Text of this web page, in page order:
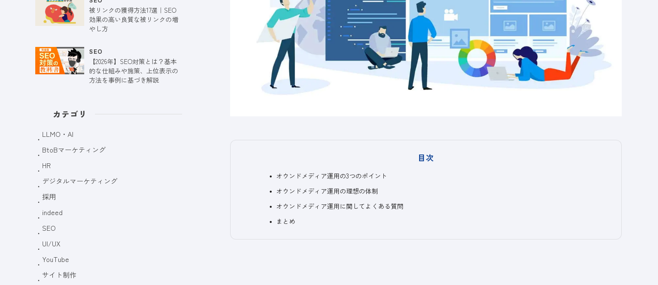
目次
オウンドメディア運用の3つのポイント
オウンドメディア運用の理想の体制
オウンドメディア運用に関してよくある質問
まとめ
被リンクの獲得方法17選｜SEO
効果の高い良質な被リンクの増
やし方
SEO
【2026年】SEO対策とは？基本
的な仕組みや施策、上位表示の
方法を事例に基づき解説
カテゴリ
LLMO・AI
BtoBマーケティング
HR
デジタルマーケティング
採用
indeed
SEO
UI/UX
YouTube
サイト制作